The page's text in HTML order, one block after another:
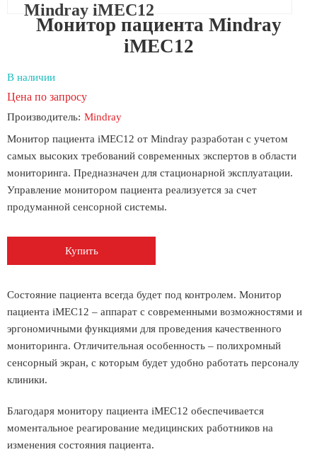
Mindray iMEC12
Монитор пациента Mindray
iMEC12
В наличии
Цена по запросу
Производитель: Mindray
Монитор пациента iMEC12 от Mindray разработан с учетом
самых высоких требований современных экспертов в области
мониторинга. Предназначен для стационарной эксплуатации.
Управление монитором пациента реализуется за счет
продуманной сенсорной системы.
Купить
Состояние пациента всегда будет под контролем. Монитор
пациента iMEC12 – аппарат с современными возможностями и
эргономичными функциями для проведения качественного
мониторинга. Отличительная особенность – полихромный
сенсорный экран, с которым будет удобно работать персоналу
клиники.
Благодаря монитору пациента iMEC12 обеспечивается
моментальное реагирование медицинских работников на
изменения состояния пациента.